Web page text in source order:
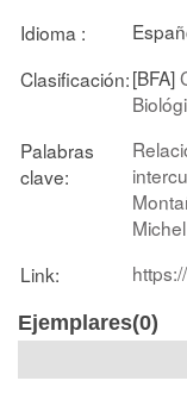
Idioma :
Clasificación:[BFA]
Palabras
clave:
Link:
Ejemplares(0)